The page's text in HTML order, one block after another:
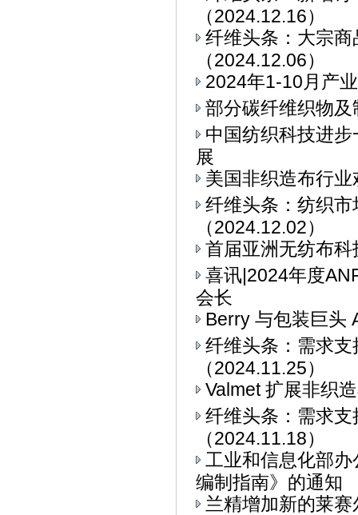
（2024.12.16）
纤维头条：大宗
（2024.12.06）
2024年1-10月产
部分碳纤维织物
中国纺织科技进
展
美国非织造布行
纤维头条：纺织
（2024.12.02）
首届亚洲无纺布
喜讯|2024年度
会长
Berry 与包装巨头
纤维头条：需求
（2024.11.25）
Valmet 扩展非织
纤维头条：需求
（2024.11.18）
工业和信息化部
编制指南》的通知
兰精增加新的莱